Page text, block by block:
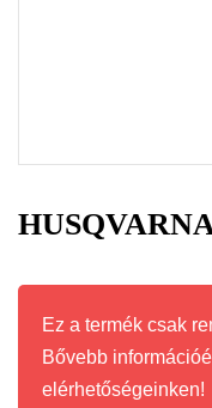
Ez a termék csak
Bővebb
elérhetőségeinken!